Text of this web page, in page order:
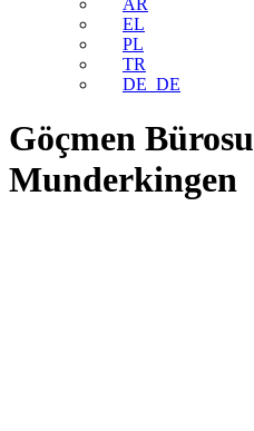
AR
EL
PL
TR
DE_DE
Göçmen Bürosu
Munderkingen